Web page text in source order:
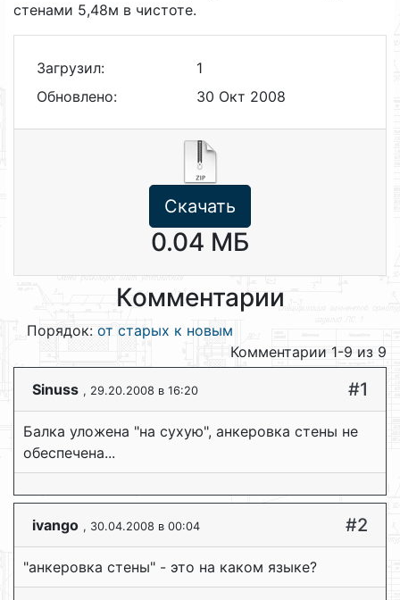
стенами 5,48м в чистоте.
Загрузил:
1
Обновлено:
30 Окт 2008
Скачать
0.04 МБ
Комментарии
Порядок: от старых к новым
Комментарии 1-9 из 9
Sinuss , 29.20.2008 в 16:20 #1
Балка уложена "на сухую", анкеровка стены не
обеспечена...
ivango , 30.04.2008 в 00:04 #2
"анкеровка стены" - это на каком языке?